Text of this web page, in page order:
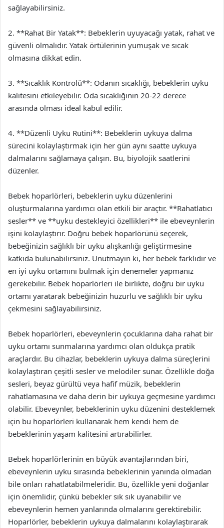
sağlayabilirsiniz.
2. **Rahat Bir Yatak**: Bebeklerin uyuyacağı yatak, rahat ve
güvenli olmalıdır. Yatak örtülerinin yumuşak ve sıcak
olmasına dikkat edin.
3. **Sıcaklık Kontrolü**: Odanın sıcaklığı, bebeklerin uyku
kalitesini etkileyebilir. Oda sıcaklığının 20-22 derece
arasında olması ideal kabul edilir.
4. **Düzenli Uyku Rutini**: Bebeklerin uykuya dalma
sürecini kolaylaştırmak için her gün aynı saatte uykuya
dalmalarını sağlamaya çalışın. Bu, biyolojik saatlerini
düzenler.
Bebek hoparlörleri, bebeklerin uyku düzenlerini
oluşturmalarına yardımcı olan etkili bir araçtır. **Rahatlatıcı
sesler** ve **uyku destekleyici özellikleri** ile ebeveynlerin
işini kolaylaştırır. Doğru bebek hoparlörünü seçerek,
bebeğinizin sağlıklı bir uyku alışkanlığı geliştirmesine
katkıda bulunabilirsiniz. Unutmayın ki, her bebek farklıdır ve
en iyi uyku ortamını bulmak için denemeler yapmanız
gerekebilir. Bebek hoparlörleri ile birlikte, doğru bir uyku
ortamı yaratarak bebeğinizin huzurlu ve sağlıklı bir uyku
çekmesini sağlayabilirsiniz.
Bebek hoparlörleri, ebeveynlerin çocuklarına daha rahat bir
uyku ortamı sunmalarına yardımcı olan oldukça pratik
araçlardır. Bu cihazlar, bebeklerin uykuya dalma süreçlerini
kolaylaştıran çeşitli sesler ve melodiler sunar. Özellikle doğa
sesleri, beyaz gürültü veya hafif müzik, bebeklerin
rahatlamasına ve daha derin bir uykuya geçmesine yardımcı
olabilir. Ebeveynler, bebeklerinin uyku düzenini desteklemek
için bu hoparlörleri kullanarak hem kendi hem de
bebeklerinin yaşam kalitesini artırabilirler.
Bebek hoparlörlerinin en büyük avantajlarından biri,
ebeveynlerin uyku sırasında bebeklerinin yanında olmadan
bile onları rahatlatabilmeleridir. Bu, özellikle yeni doğanlar
için önemlidir, çünkü bebekler sık sık uyanabilir ve
ebeveynlerin hemen yanlarında olmalarını gerektirebilir.
Hoparlörler, bebeklerin uykuya dalmalarını kolaylaştırarak